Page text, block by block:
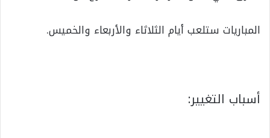
المباريات ستلعب أيام الثلاثاء والأربعاء والخميس.
أسباب التغيير: